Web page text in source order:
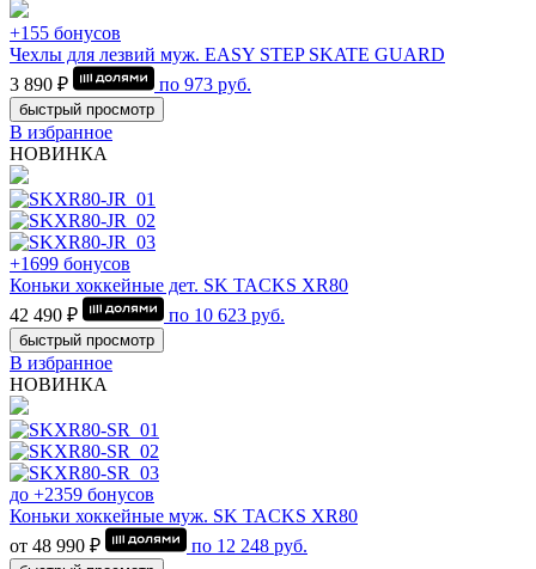
+155 бонусов
Чехлы для лезвий муж. EASY STEP SKATE GUARD
3 890 ₽
по 973 руб.
быстрый просмотр
В избранное
НОВИНКА
+1699 бонусов
Коньки хоккейные дет. SK TACKS XR80
42 490 ₽
по 10 623 руб.
быстрый просмотр
В избранное
НОВИНКА
до +2359 бонусов
Коньки хоккейные муж. SK TACKS XR80
от 48 990 ₽
по 12 248 руб.